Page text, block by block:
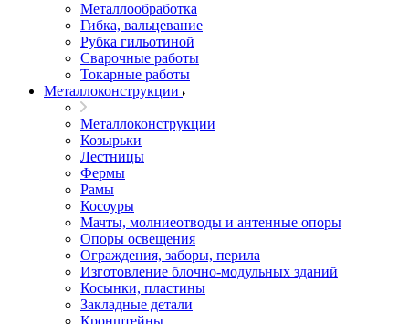
Металлообработка
Гибка, вальцевание
Рубка гильотиной
Сварочные работы
Токарные работы
Металлоконструкции
Металлоконструкции
Козырьки
Лестницы
Фермы
Рамы
Косоуры
Мачты, молниеотводы и антенные опоры
Опоры освещения
Ограждения, заборы, перила
Изготовление блочно-модульных зданий
Косынки, пластины
Закладные детали
Кронштейны